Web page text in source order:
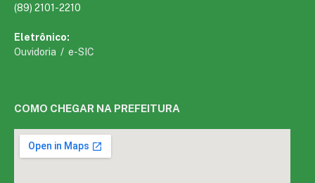
(89) 2101-2210
Eletrônico:
Ouvidoria / e-SIC
COMO CHEGAR NA PREFEITURA